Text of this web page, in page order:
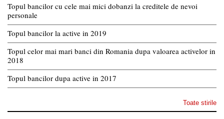
Topul bancilor cu cele mai mici dobanzi la creditele de nevoi
personale
Topul bancilor la active in 2019
Topul celor mai mari banci din Romania dupa valoarea activelor in
2018
Topul bancilor dupa active in 2017
Toate stirile